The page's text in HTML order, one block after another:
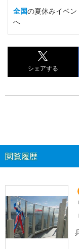
全国の夏休みイベン
へ
シェアする
閲覧履歴